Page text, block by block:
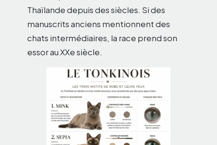
Thaïlande depuis des siècles. Si des
manuscrits anciens mentionnent des
chats intermédiaires, la race prend son
essor au XXe siècle.